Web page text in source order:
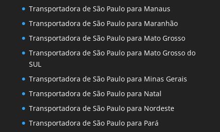
Transportadora de São Paulo para Manaus
Transportadora de São Paulo para Maranhão
Transportadora de São Paulo para Mato Grosso
Transportadora de São Paulo para Mato Grosso do
SUL
Transportadora de São Paulo para Minas Gerais
Transportadora de São Paulo para Natal
Transportadora de São Paulo para Nordeste
Transportadora de São Paulo para Pará